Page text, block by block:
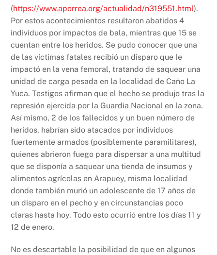
(https://www.aporrea.org/actualidad/n319551.html).
Por estos acontecimientos resultaron abatidos 4
individuos por impactos de bala, mientras que 15 se
cuentan entre los heridos. Se pudo conocer que una
de las víctimas fatales recibió un disparo que le
impactó en la vena femoral, tratando de saquear una
unidad de carga pesada en la localidad de Caño La
Yuca. Testigos afirman que el hecho se produjo tras la
represión ejercida por la Guardia Nacional en la zona.
Así mismo, 2 de los fallecidos y un buen número de
heridos, habrían sido atacados por individuos
fuertemente armados (posiblemente paramilitares),
quienes abrieron fuego para dispersar a una multitud
que se disponía a saquear una tienda de insumos y
alimentos agrícolas en Arapuey, misma localidad
donde también murió un adolescente de 17 años de
un disparo en el pecho y en circunstancias poco
claras hasta hoy. Todo esto ocurrió entre los días 11 y
12 de enero.
No es descartable la posibilidad de que en algunos